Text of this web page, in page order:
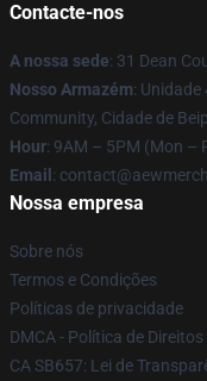
Contacte-nos
A nossa sede: 31 Dean
Nosso Armazém:
Community, Cidade de
Hour: 9AM – 5PM (Mon –
Email :
Nossa empresa
Sobre nós
Termos e Condições
Políticas de privacidade
DMCA - Política de
CA SB657: Lei de